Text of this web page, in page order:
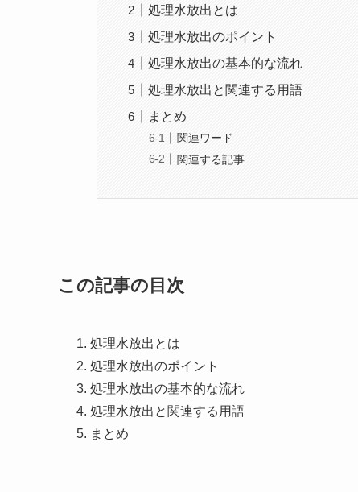
処理水放出とは
処理水放出のポイント
処理水放出の基本的な流れ
処理水放出と関連する用語
まとめ
関連ワード
関連する記事
この記事の目次
処理水放出とは
処理水放出のポイント
処理水放出の基本的な流れ
処理水放出と関連する用語
まとめ